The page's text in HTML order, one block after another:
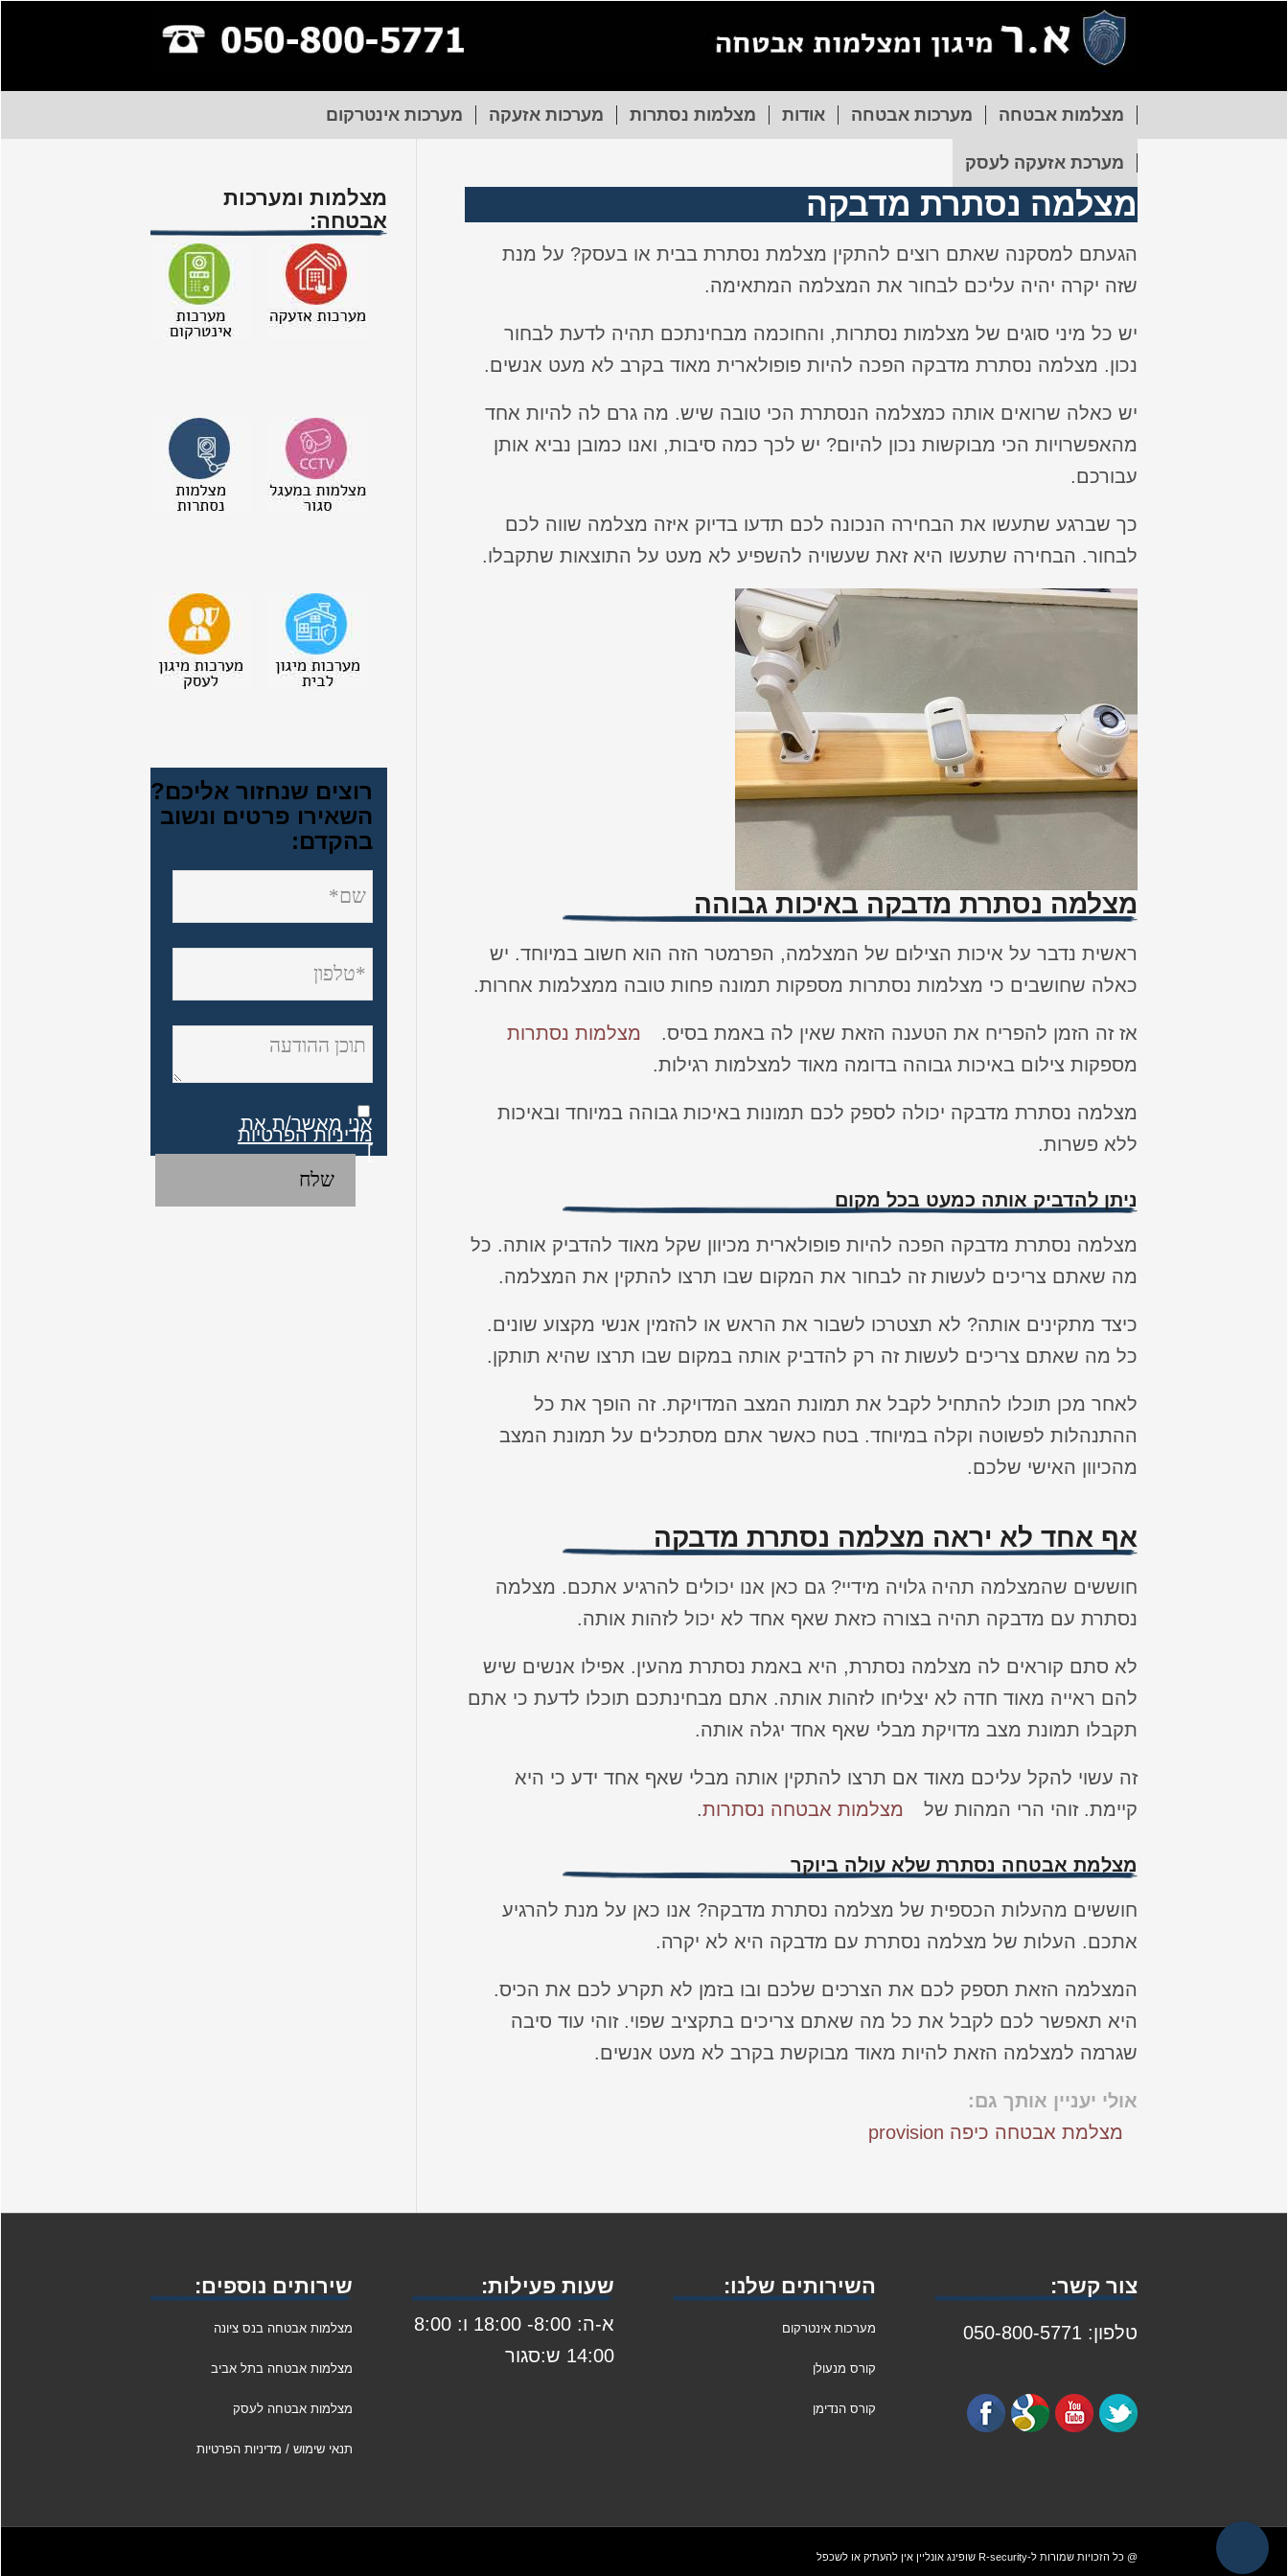
מצלמות אבטחה מערכות אבטחה אודות מצלמות נסתרות מערכות אזעקה מערכות אינטרקום
מערכת אזעקה לעסק
מצלמה נסתרת מדבקה
הגעתם למסקנה שאתם רוצים להתקין מצלמת נסתרת בבית או בעסק? על מנת
שזה יקרה יהיה עליכם לבחור את המצלמה המתאימה.
יש כל מיני סוגים של מצלמות נסתרות, והחוכמה מבחינתכם תהיה לדעת לבחור
נכון. מצלמה נסתרת מדבקה הפכה להיות פופולארית מאוד בקרב לא מעט אנשים.
יש כאלה שרואים אותה כמצלמה הנסתרת הכי טובה שיש. מה גרם לה להיות אחד
מהאפשרויות הכי מבוקשות נכון להיום? יש לכך כמה סיבות, ואנו כמובן נביא אותן
עבורכם.
כך שברגע שתעשו את הבחירה הנכונה לכם תדעו בדיוק איזה מצלמה שווה לכם
לבחור. הבחירה שתעשו היא זאת שעשויה להשפיע לא מעט על התוצאות שתקבלו.
מצלמה נסתרת מדבקה באיכות גבוהה
ראשית נדבר על איכות הצילום של המצלמה, הפרמטר הזה הוא חשוב במיוחד. יש
כאלה שחושבים כי מצלמות נסתרות מספקות תמונה פחות טובה ממצלמות אחרות.
אז זה הזמן להפריח את הטענה הזאת שאין לה באמת בסיס.
מצלמות נסתרות
מספקות צילום באיכות גבוהה בדומה מאוד למצלמות רגילות.
מצלמה נסתרת מדבקה יכולה לספק לכם תמונות באיכות גבוהה במיוחד ובאיכות
ללא פשרות.
ניתן להדביק אותה כמעט בכל מקום
מצלמה נסתרת מדבקה הפכה להיות פופולארית מכיוון שקל מאוד להדביק אותה. כל
מה שאתם צריכים לעשות זה לבחור את המקום שבו תרצו להתקין את המצלמה.
כיצד מתקינים אותה? לא תצטרכו לשבור את הראש או להזמין אנשי מקצוע שונים.
כל מה שאתם צריכים לעשות זה רק להדביק אותה במקום שבו תרצו שהיא תותקן.
לאחר מכן תוכלו להתחיל לקבל את תמונת המצב המדויקת. זה הופך את כל
ההתנהלות לפשוטה וקלה במיוחד. בטח כאשר אתם מסתכלים על תמונת המצב
מהכיוון האישי שלכם.
אף אחד לא יראה מצלמה נסתרת מדבקה
חוששים שהמצלמה תהיה גלויה מידיי? גם כאן אנו יכולים להרגיע אתכם. מצלמה
נסתרת עם מדבקה תהיה בצורה כזאת שאף אחד לא יכול לזהות אותה.
לא סתם קוראים לה מצלמה נסתרת, היא באמת נסתרת מהעין. אפילו אנשים שיש
להם ראייה מאוד חדה לא יצליחו לזהות אותה. אתם מבחינתכם תוכלו לדעת כי אתם
תקבלו תמונת מצב מדויקת מבלי שאף אחד יגלה אותה.
זה עשוי להקל עליכם מאוד אם תרצו להתקין אותה מבלי שאף אחד ידע כי היא
קיימת. זוהי הרי המהות של
מצלמות אבטחה נסתרות.
מצלמת אבטחה נסתרת שלא עולה ביוקר
חוששים מהעלות הכספית של מצלמה נסתרת מדבקה? אנו כאן על מנת להרגיע
אתכם. העלות של מצלמה נסתרת עם מדבקה היא לא יקרה.
המצלמה הזאת תספק לכם את הצרכים שלכם ובו בזמן לא תקרע לכם את הכיס.
היא תאפשר לכם לקבל את כל מה שאתם צריכים בתקציב שפוי. זוהי עוד סיבה
שגרמה למצלמה הזאת להיות מאוד מבוקשת בקרב לא מעט אנשים.
אולי יעניין אותך גם:
מצלמת אבטחה כיפה provision
מצלמות ומערכות
אבטחה:
רוצים שנחזור אליכם?
השאירו פרטים ונשוב
בהקדם:
אני מאשר/ת את
מדיניות הפרטיות
]
צור קשר:
טלפון: 050-800-5771
השירותים שלנו:
מערכות אינטרקום
קורס מנעולן
קורס הנדימן
שעות פעילות:
א-ה: 8:00- 18:00 ו: 8:00
14:00 ש:סגור
שירותים נוספים:
מצלמות אבטחה בנס ציונה
מצלמות אבטחה בתל אביב
מצלמות אבטחה לעסק
תנאי שימוש / מדיניות הפרטיות
@ כל הזכויות שמורות ל-R-security שופינג אונליין אין להעתיק או לשכפל